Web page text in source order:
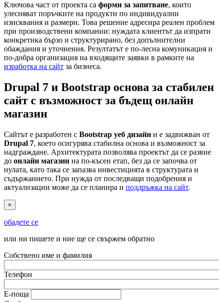
Ключова част от проекта са форми за запитване, които
улесняват поръчките на продукти по индивидуални
изисквания и размери. Това решение адресира реален проблем
при производствени компании: нуждата клиентът да изпрати
конкретика бързо и структурирано, без допълнителни
обаждания и уточнения. Резултатът е по-лесна комуникация и
по-добра организация на входящите заявки в рамките на
изработка на сайт за бизнеса.
Drupal 7 и Bootstrap основа за стабилен
сайт с възможност за бъдещ онлайн
магазин
Сайтът е разработен с Bootstrap уеб дизайн и е задвижван от
Drupal 7, което осигурява стабилна основа и възможност за
надграждане. Архитектурата позволява проектът да се развие
до онлайн магазин на по-късен етап, без да се започва от
нулата, като така се запазва инвестицията в структурата и
съдържанието. При нужда от последващи подобрения и
актуализации може да се планира и поддръжка на сайт.
×
обадете се
или ни пишете и ние ще се свържем обратно
Собствено име и фамилия
Телефон
Е-поща